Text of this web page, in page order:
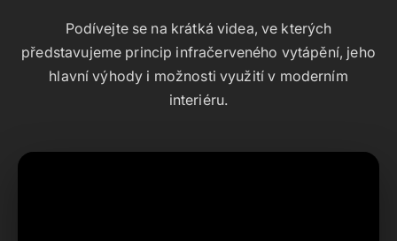
Podívejte se na krátká videa, ve kterých
představujeme princip infračerveného vytápění, jeho
hlavní výhody i možnosti využití v moderním
interiéru.